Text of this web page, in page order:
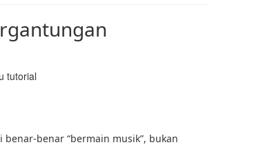
tutorial
benar “bermain musik”, bukan